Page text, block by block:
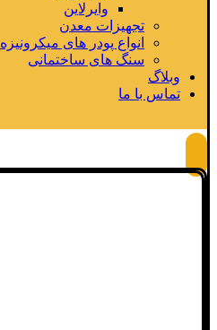
وایرلاین
تجهیزات معدن
انواع پودر های میکرونیزه
سنگ های ساختمانی
وبلاگ
تماس با ما